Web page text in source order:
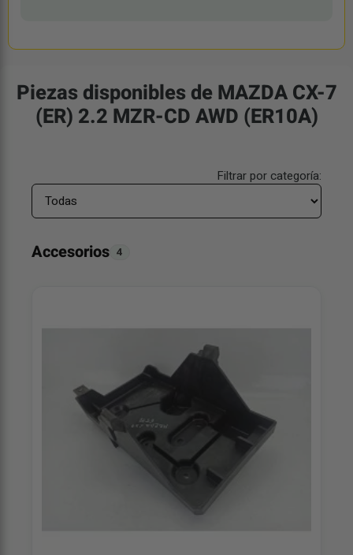
Piezas disponibles de MAZDA CX-7
(ER) 2.2 MZR-CD AWD (ER10A)
Filtrar por categoría:
Accesorios 4